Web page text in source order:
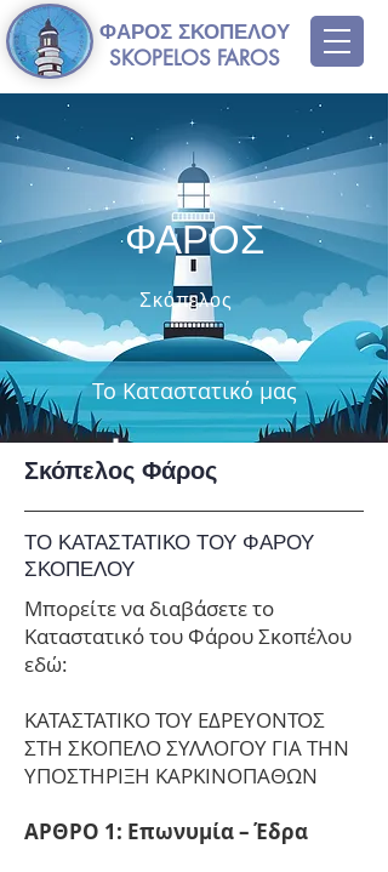
ΦΑΡΟΣ ΣΚΟΠΕΛΟΥ
SKOPELOS FAROS
ΦΑΡΟΣ
Σκόπελος
Το Καταστατικό μας
Σκόπελος Φάρος
ΤΟ ΚΑΤΑΣΤΑΤΙΚΟ ΤΟΥ ΦΑΡΟΥ
ΣΚΟΠΕΛΟΥ
Μπορείτε να διαβάσετε το
Καταστατικό του Φάρου Σκοπέλου
εδώ:
ΚΑΤΑΣΤΑΤΙΚΟ ΤΟΥ ΕΔΡΕΥΟΝΤΟΣ
ΣΤΗ ΣΚΟΠΕΛΟ ΣΥΛΛΟΓΟΥ ΓΙΑ ΤΗΝ
ΥΠΟΣΤΗΡΙΞΗ ΚΑΡΚΙΝΟΠΑΘΩΝ
ΑΡΘΡΟ 1: Επωνυμία – Έδρα